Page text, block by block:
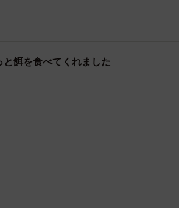
と餌を食べてくれました